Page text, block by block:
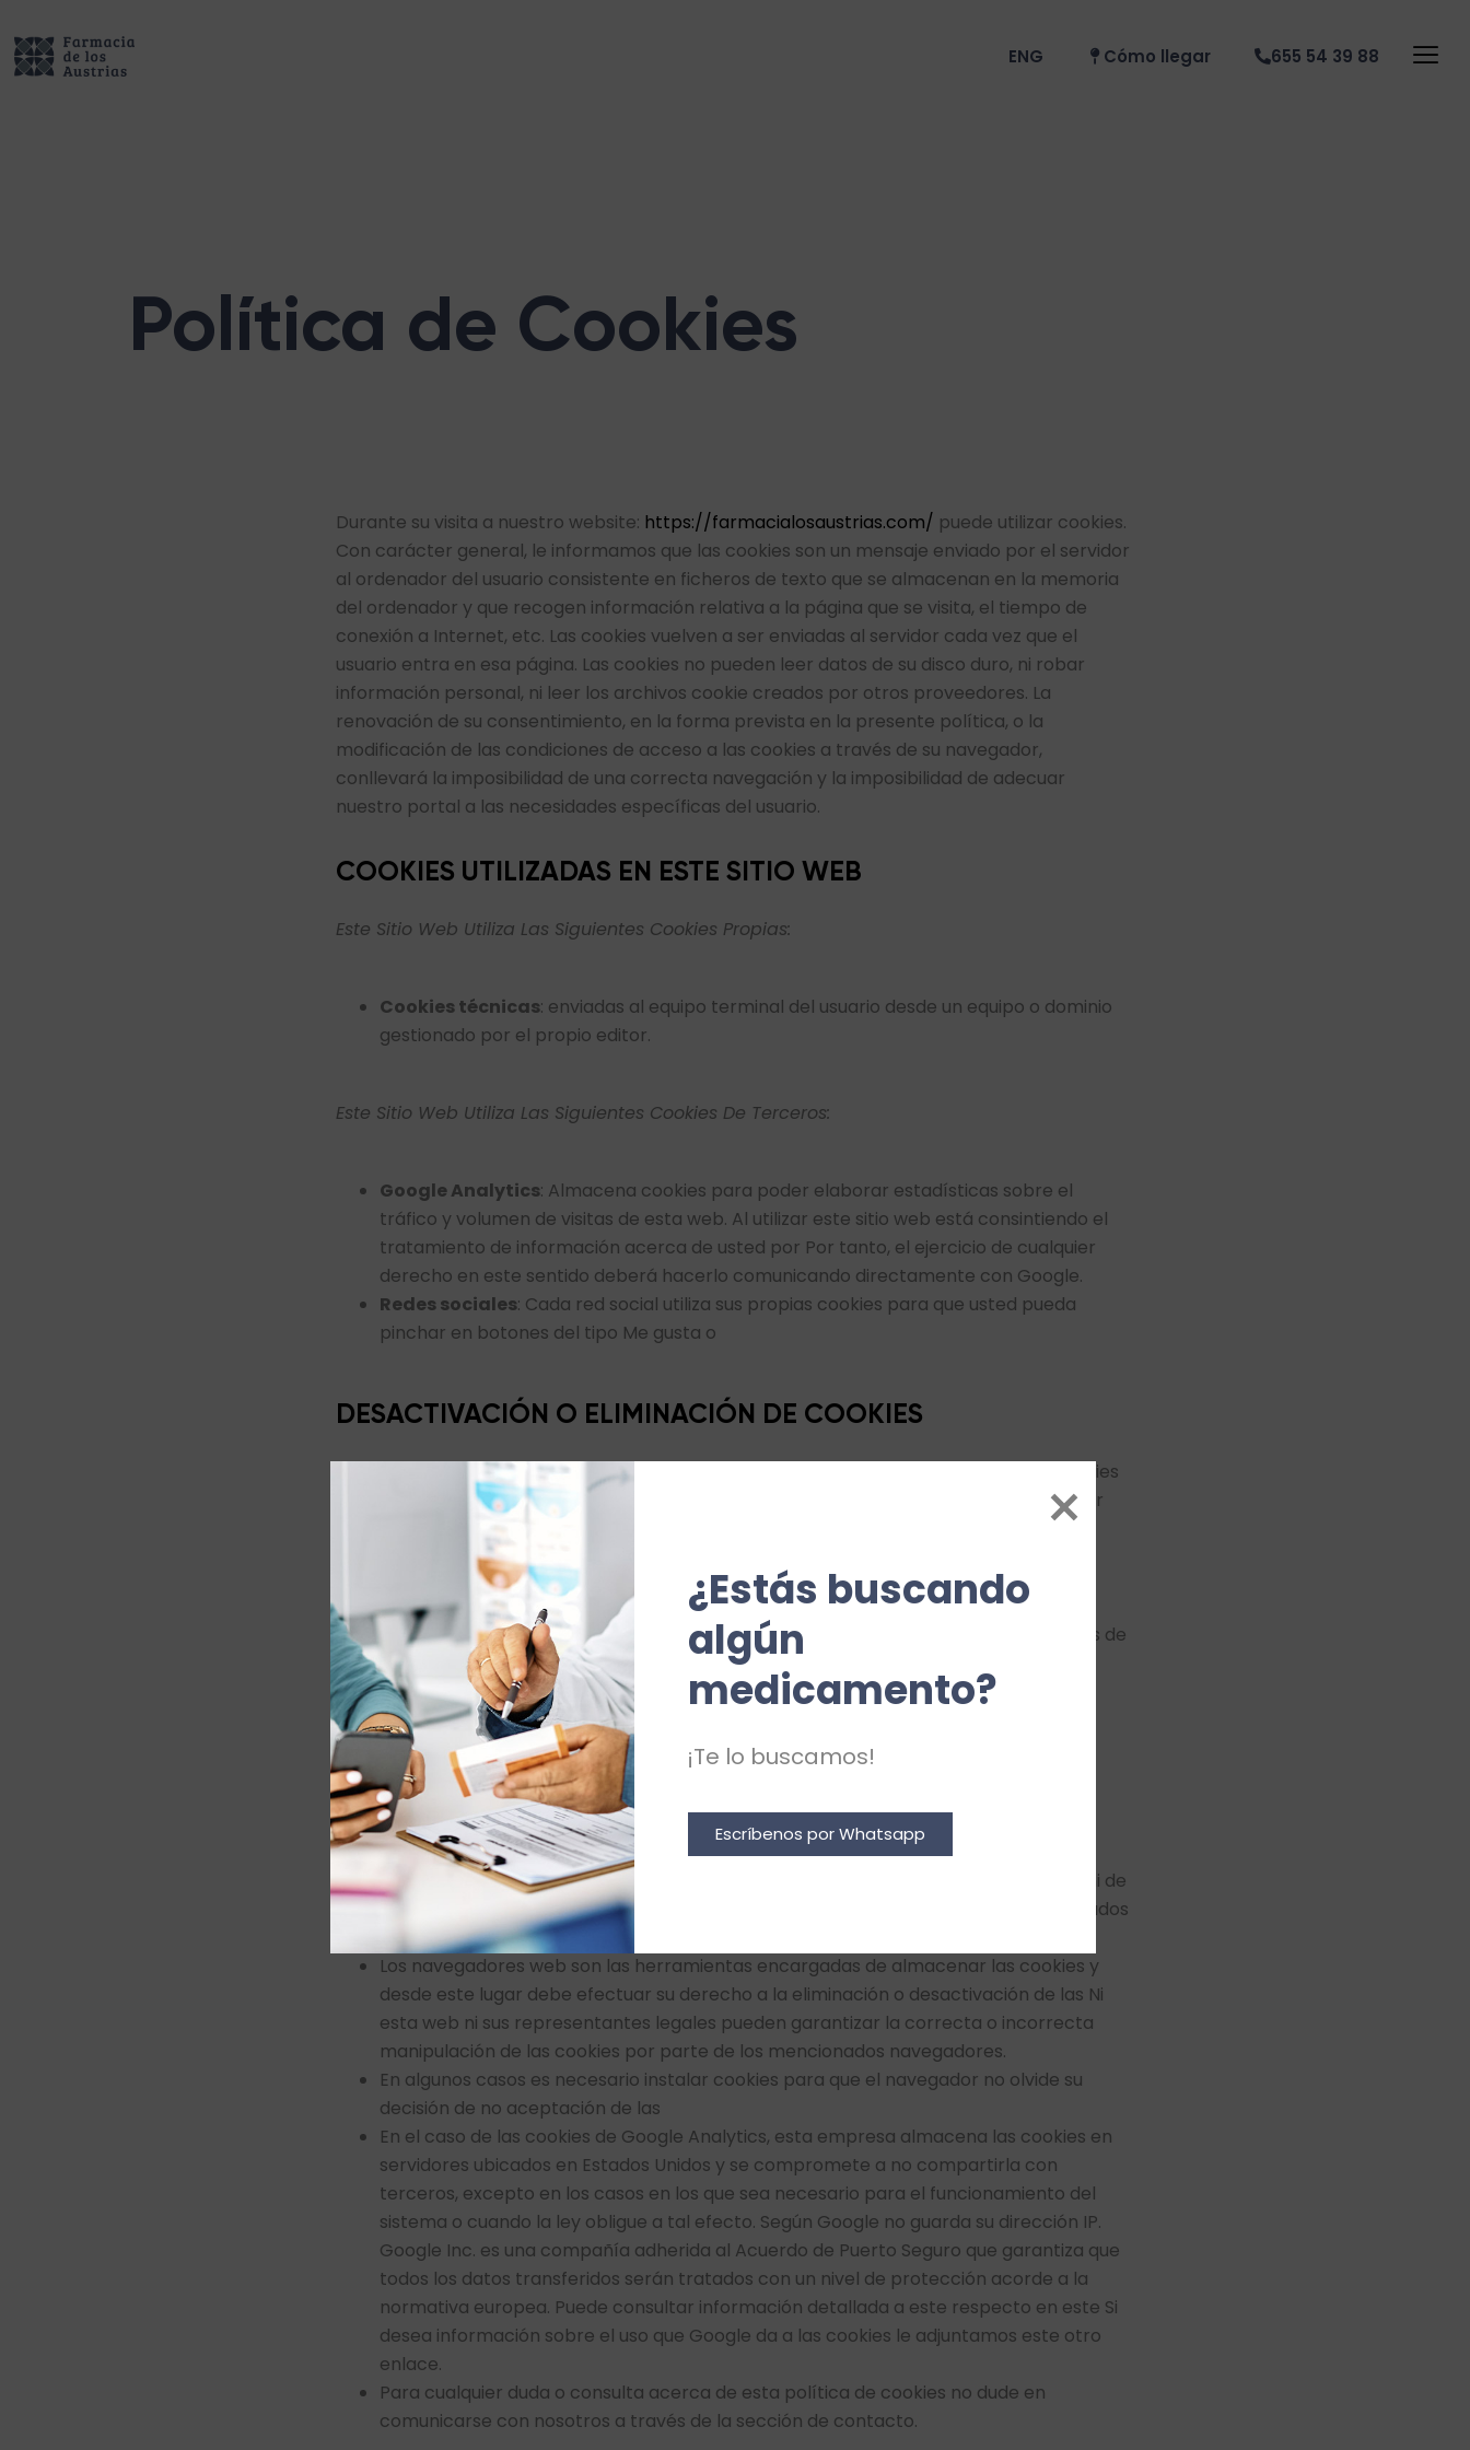
ENG Cómo llegar 655 54 39 88
Política de Cookies
Durante su visita a nuestro website: https://farmacialosaustrias.com/ puede utilizar cookies.
Con carácter general, le informamos que las cookies son un mensaje enviado por el servidor
al ordenador del usuario consistente en ficheros de texto que se almacenan en la memoria
del ordenador y que recogen información relativa a la página que se visita, el tiempo de
conexión a Internet, etc. Las cookies vuelven a ser enviadas al servidor cada vez que el
usuario entra en esa página. Las cookies no pueden leer datos de su disco duro, ni robar
información personal, ni leer los archivos cookie creados por otros proveedores. La
renovación de su consentimiento, en la forma prevista en la presente política, o la
modificación de las condiciones de acceso a las cookies a través de su navegador,
conllevará la imposibilidad de una correcta navegación y la imposibilidad de adecuar
nuestro portal a las necesidades específicas del usuario.
COOKIES UTILIZADAS EN ESTE SITIO WEB
Este Sitio Web Utiliza Las Siguientes Cookies Propias:
Cookies técnicas: enviadas al equipo terminal del usuario desde un equipo o dominio
gestionado por el propio editor.
Este Sitio Web Utiliza Las Siguientes Cookies De Terceros:
Google Analytics: Almacena cookies para poder elaborar estadísticas sobre el
tráfico y volumen de visitas de esta web. Al utilizar este sitio web está consintiendo el
tratamiento de información acerca de usted por Por tanto, el ejercicio de cualquier
derecho en este sentido deberá hacerlo comunicando directamente con Google.
Redes sociales: Cada red social utiliza sus propias cookies para que usted pueda
pinchar en botones del tipo Me gusta o
DESACTIVACIÓN O ELIMINACIÓN DE COOKIES
En cualquier momento podrá ejercer su derecho de desactivación o eliminación de cookies
de este sitio web. Estas acciones se realizan de forma diferente en función del navegador
para los
navegadores más populares:
Si utiliza Microsoft Internet Explorer, en la opción de menú Herramientas > Opciones de
Internet > Privacidad > Configuración.
Si utiliza Firefox, en la opción de menú Herramientas > Opciones > Privacidad >
Si utiliza Chrome, en la sección de Opciones > Opciones avanzadas > Privacidad
NOTAS ADICIONALES
Ni esta web ni sus representantes legales se hacen responsables ni del contenido ni de
la veracidad de las políticas de privacidad que puedan tener los terceros mencionados
en esta Política de cookies.
Los navegadores web son las herramientas encargadas de almacenar las cookies y
desde este lugar debe efectuar su derecho a la eliminación o desactivación de las Ni
esta web ni sus representantes legales pueden garantizar la correcta o incorrecta
manipulación de las cookies por parte de los mencionados navegadores.
En algunos casos es necesario instalar cookies para que el navegador no olvide su
decisión de no aceptación de las
En el caso de las cookies de Google Analytics, esta empresa almacena las cookies en
servidores ubicados en Estados Unidos y se compromete a no compartirla con
terceros, excepto en los casos en los que sea necesario para el funcionamiento del
sistema o cuando la ley obligue a tal efecto. Según Google no guarda su dirección IP.
Google Inc. es una compañía adherida al Acuerdo de Puerto Seguro que garantiza que
todos los datos transferidos serán tratados con un nivel de protección acorde a la
normativa europea. Puede consultar información detallada a este respecto en este Si
desea información sobre el uso que Google da a las cookies le adjuntamos este otro
enlace.
Para cualquier duda o consulta acerca de esta política de cookies no dude en
comunicarse con nosotros a través de la sección de contacto.
¿Estás buscando
algún
medicamento?
¡Te lo buscamos!
Escríbenos por Whatsapp